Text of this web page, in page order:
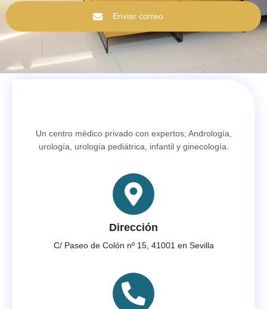
Enviar correo
Un centro médico privado con expertos; Andrología,
urología, urología pediátrica, infantil y ginecología.
Dirección
C/ Paseo de Colón nº 15, 41001 en Sevilla